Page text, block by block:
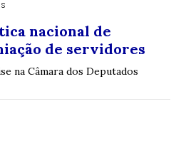
nacional de
de servidores
na Câmara dos Deputados